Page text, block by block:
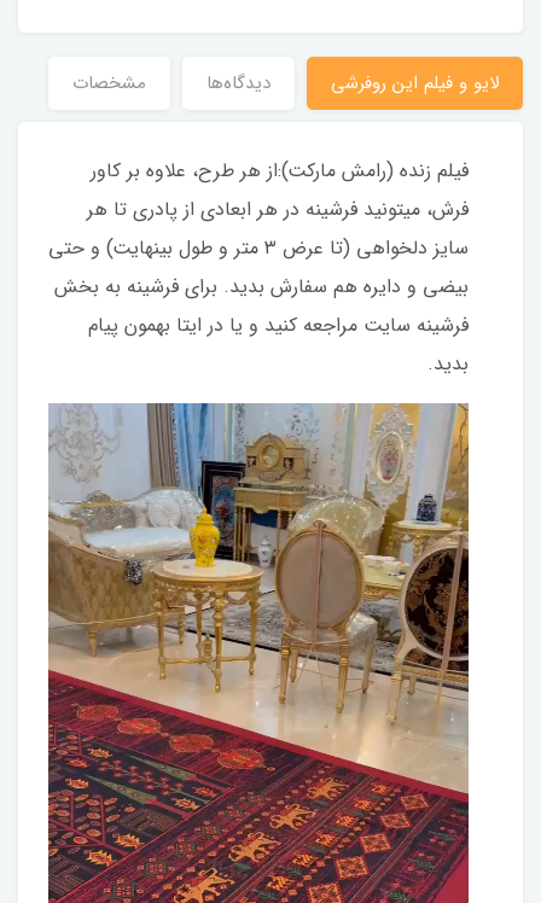
لایو و فیلم این روفرشی دیدگاه‌ها مشخصات
فیلم زنده (رامش مارکت):از هر طرح، علاوه بر کاور
فرش، میتونید فرشینه در هر ابعادی از پادری تا هر
سایز دلخواهی (تا عرض ۳ متر و طول بینهایت) و حتی
بیضی و دایره هم سفارش بدید. برای فرشینه به بخش
فرشینه سایت مراجعه کنید و یا در ایتا بهمون پیام
بدید.